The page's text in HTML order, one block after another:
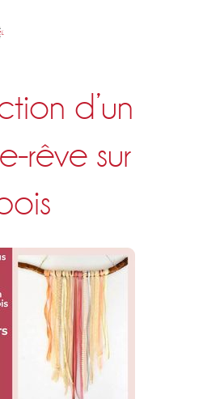
d’un
rêve sur